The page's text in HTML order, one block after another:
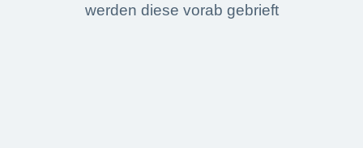
werden diese vorab gebrieft